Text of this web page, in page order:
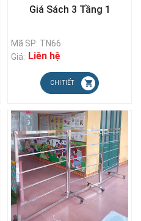
Giá Sách 3 Tầng 1
Mã SP: TN66
Giá: Liên hệ
CHI TIẾT